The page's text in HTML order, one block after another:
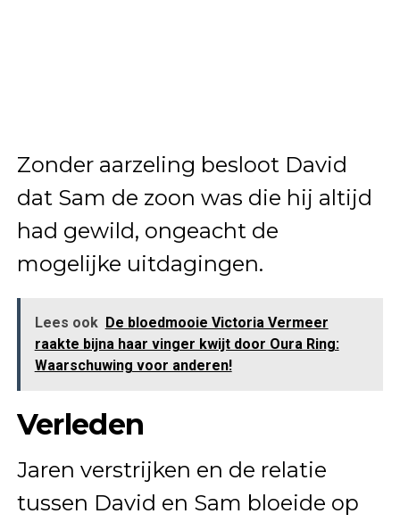
Zonder aarzeling besloot David
dat Sam de zoon was die hij altijd
had gewild, ongeacht de
mogelijke uitdagingen.
Lees ook De bloedmooie Victoria Vermeer
raakte bijna haar vinger kwijt door Oura Ring:
Waarschuwing voor anderen!
Verleden
Jaren verstrijken en de relatie
tussen David en Sam bloeide op